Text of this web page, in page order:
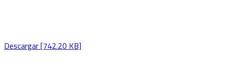
Descargar [742.20 KB]